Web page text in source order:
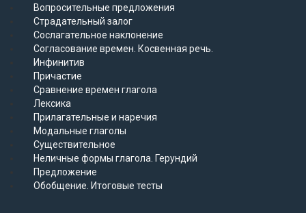
Вопросительные предложения
Страдательный залог
Сослагательное наклонение
Согласование времен. Косвенная речь.
Инфинитив
Причастие
Сравнение времен глагола
Лексика
Прилагательные и наречия
Модальные глаголы
Существительное
Неличные формы глагола. Герундий
Предложение
Обобщение. Итоговые тесты